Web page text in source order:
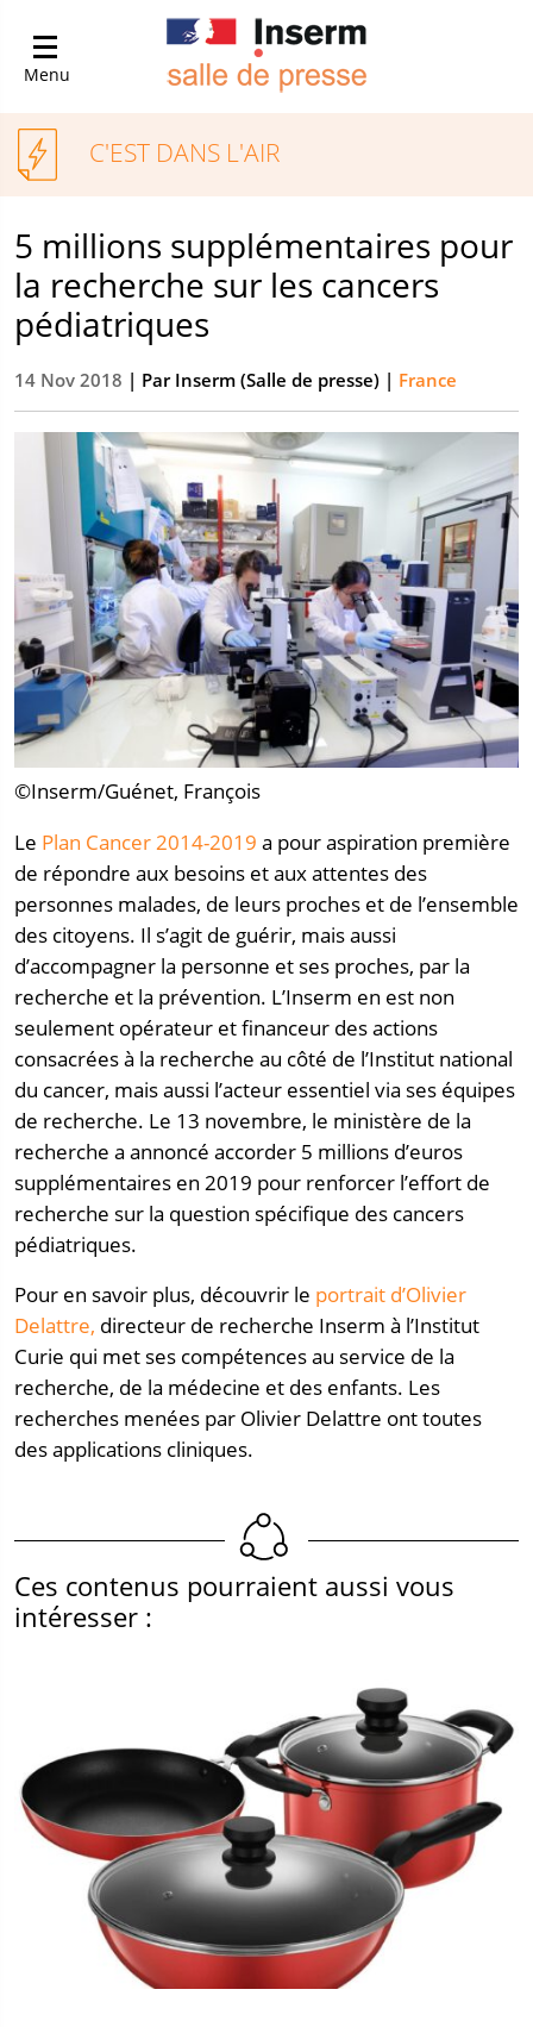
Menu
C'EST DANS L'AIR
5 millions supplémentaires pour
la recherche sur les cancers
pédiatriques
14 Nov 2018 | ParInserm (Salle de presse) | France
©Inserm/Guénet, François
Le Plan Cancer 2014-2019 a pour aspiration première
de répondre aux besoins et aux attentes des
personnes malades, de leurs proches et de l’ensemble
des citoyens. Il s’agit de guérir, mais aussi
d’accompagner la personne et ses proches, par la
recherche et la prévention. L’Inserm en est non
seulement opérateur et financeur des actions
consacrées à la recherche au côté de l’Institut national
du cancer, mais aussi l’acteur essentiel via ses équipes
de recherche. Le 13 novembre, le ministère de la
recherche a annoncé accorder 5 millions d’euros
supplémentaires en 2019 pour renforcer l’effort de
recherche sur la question spécifique des cancers
pédiatriques.
Pour en savoir plus, découvrir le portrait d’Olivier
Delattre, directeur de recherche Inserm à l’Institut
Curie qui met ses compétences au service de la
recherche, de la médecine et des enfants. Les
recherches menées par Olivier Delattre ont toutes
des applications cliniques.
Ces contenus pourraient aussi vous
intéresser :